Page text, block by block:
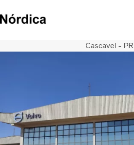
Caminhões
QUEM SOMOS
Concessionárias
ÔNIBUS
FINANCIAMENTO E CONSORCIO
Cascavel - PR